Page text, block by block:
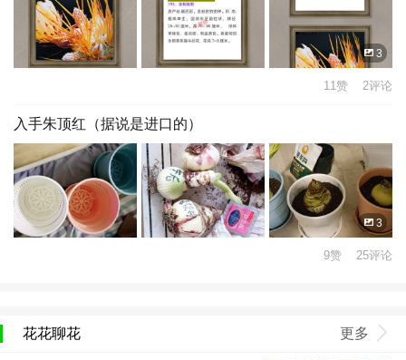
3
11赞 2评论
入手朱顶红（据说是进口的）
3
9赞 25评论
花花聊花 更多